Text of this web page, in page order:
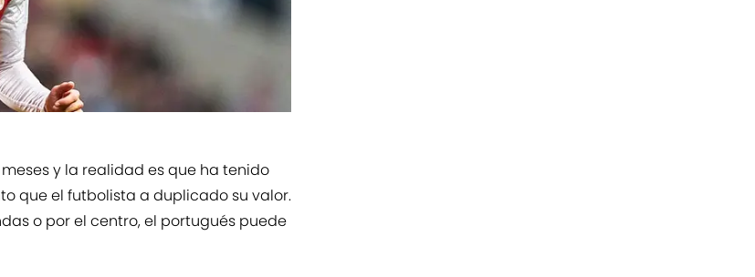
y la realidad es que ha tenido
que el futbolista a duplicado su valor.
o por el centro, el portugués puede